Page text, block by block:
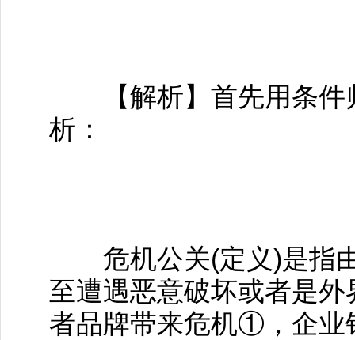
【解析】首先用条件
析：
危机公关(定义)是指由
至遭遇恶意破坏或者是
者品牌带来危机①，企业